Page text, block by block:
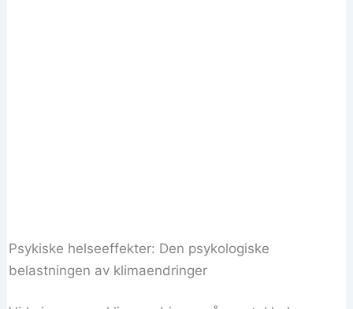
Psykiske helseeffekter: Den psykologiske
belastningen av klimaendringer